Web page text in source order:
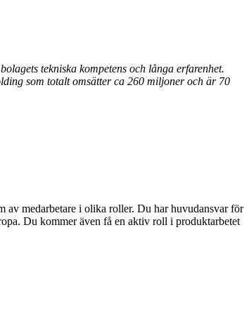
tekniska kompetens och långa erfarenhet.
som totalt omsätter ca 260 miljoner och är 70
av medarbetare i olika roller. Du har huvudansvar för
Du kommer även få en aktiv roll i produktarbetet